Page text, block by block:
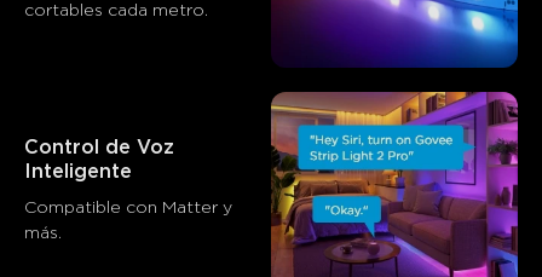
cortables cada metro.
Control de Voz
Inteligente
Compatible con Matter y
más.